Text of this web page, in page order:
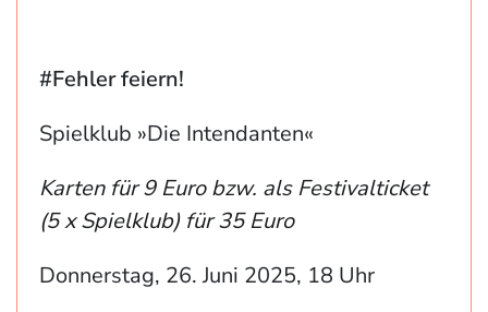
#Fehler feiern!
Spielklub »Die Intendanten«
Karten für 9 Euro bzw. als Festivalticket
(5 x Spielklub) für 35 Euro
Donnerstag, 26. Juni 2025, 18 Uhr